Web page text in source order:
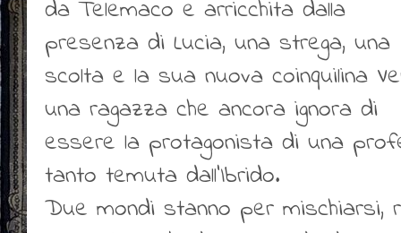
da Telemaco e arricchita dalla
presenza di Lucia, una strega, una
scolta e la sua nuova coinquilina
una ragazza che ancora ignora di
essere la protagonista di una
tanto temuta dall'Ibrido.
Due mondi stanno per mischiarsi,